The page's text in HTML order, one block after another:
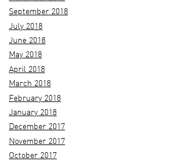
September 2018
July 2018
June 2018
May 2018
April 2018
March 2018
February 2018
January 2018
December 2017
November 2017
October 2017